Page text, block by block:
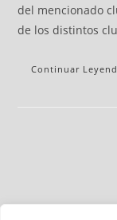
del mencionado
de los distintos
Continuar